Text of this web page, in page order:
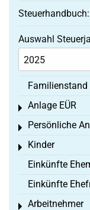
Steuerhandbuch:
Auswahl
Familienstand
Anlage EÜR
Toggle menu
Persönliche
Toggle menu
Kinder
Toggle menu
Einkünfte
Einkünfte
Arbeitnehmer
Toggle menu